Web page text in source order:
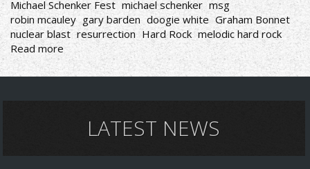
Michael Schenker Fest michael schenker msg
robin mcauley gary barden doogie white Graham Bonnet
nuclear blast resurrection Hard Rock melodic hard rock
Read moreabout
MICHAEL
SCHENKER
VIDEO
ΜΕΣΑLATEST NEWS